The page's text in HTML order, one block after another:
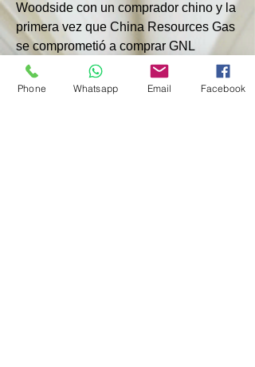
Woodside con un comprador chino y la
primera vez que China Resources Gas
se comprometió a comprar GNL
durante 15 años.
Phone Whatsapp Email Facebook